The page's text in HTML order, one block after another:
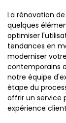
La rénovation
quelques
optimiser
tendances en
moderniser
contemporains
notre équipe
étape du
offrir un service
expérience